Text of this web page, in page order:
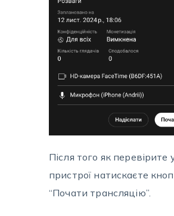
Після того як перевірите
пристрої натискаєте
“Почати трансляцію”.